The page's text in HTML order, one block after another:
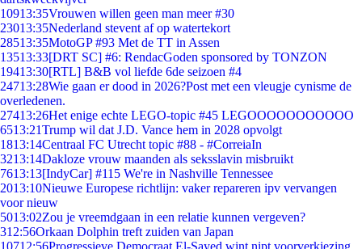
10913:35Vrouwen willen geen man meer #30
23013:35Nederland stevent af op watertekort
28513:35MotoGP #93 Met de TT in Assen
13513:33[DRT SC] #6: RendacGoden sponsored by TONZON
19413:30[RTL] B&B vol liefde 6de seizoen #4
24713:28Wie gaan er dood in 2026?Post met een vleugje cynisme de
overledenen.
27413:26Het enige echte LEGO-topic #45 LEGOOOOOOOOOOO
6513:21Trump wil dat J.D. Vance hem in 2028 opvolgt
1813:14Centraal FC Utrecht topic #88 - #CorreiaIn
3213:14Dakloze vrouw maanden als seksslavin misbruikt
7613:13[IndyCar] #115 We're in Nashville Tennessee
2013:10Nieuwe Europese richtlijn: vaker repareren ipv vervangen
voor nieuw
5013:02Zou je vreemdgaan in een relatie kunnen vergeven?
312:56Orkaan Dolphin treft zuiden van Japan
10712:56Progressieve Democraat El-Sayed wint nipt voorverkiezing